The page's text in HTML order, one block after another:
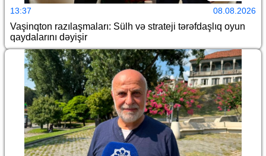
13:37 08.08.2026
Vaşinqton razılaşmaları: Sülh və strateji tərəfdaşlıq oyun
qaydalarını dəyişir